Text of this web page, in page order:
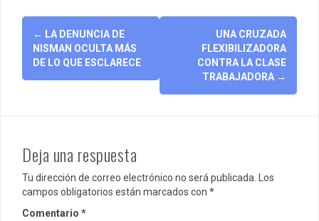
Post
navigation
← LA DENUNCIA DE
NISMAN OCULTA MÁS
DE LO QUE ESCLARECE
UNA CRUZADA
FLEXIBILIZADORA
CONTRA LA CLASE
TRABAJADORA →
Deja una respuesta
Tu dirección de correo electrónico no será publicada.
Los
campos obligatorios están marcados con *
Comentario *